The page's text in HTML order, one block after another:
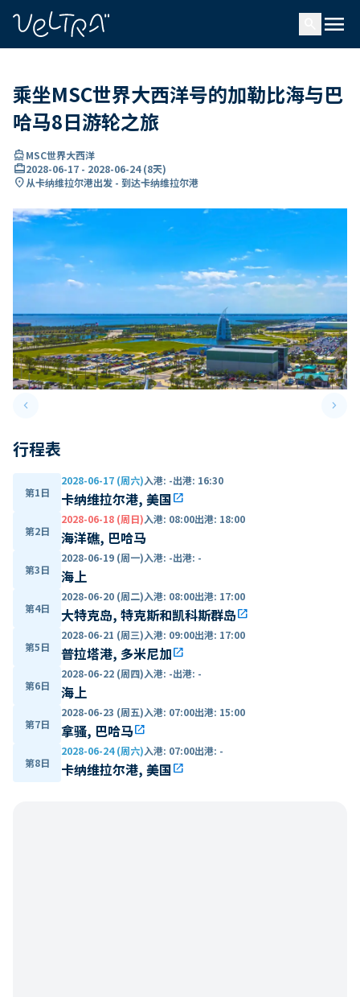
menu
乘坐MSC世界大西洋号的加勒比海与巴
哈马8日游轮之旅
directions_boatMSC世界大西洋
card_travel2028-06-17 - 2028-06-24(8天)
location_on从卡纳维拉尔港出发 - 到达卡纳维拉尔港
keyboard_arrow_leftPrevious slide keyboard_arrow_right
行程表
第1日
2028-06-17 (周六)入港: -出港: 16:30
卡纳维拉尔港, 美国open_in_new
第2日
2028-06-18 (周日)入港: 08:00出港: 18:00
海洋礁, 巴哈马
第3日
2028-06-19 (周一)入港: -出港: -
海上
第4日
2028-06-20 (周二)入港: 08:00出港: 17:00
大特克岛, 特克斯和凯科斯群岛open_in_new
第5日
2028-06-21 (周三)入港: 09:00出港: 17:00
普拉塔港, 多米尼加open_in_new
第6日
2028-06-22 (周四)入港: -出港: -
海上
第7日
2028-06-23 (周五)入港: 07:00出港: 15:00
拿骚, 巴哈马open_in_new
第8日
2028-06-24 (周六)入港: 07:00出港: -
卡纳维拉尔港, 美国open_in_new